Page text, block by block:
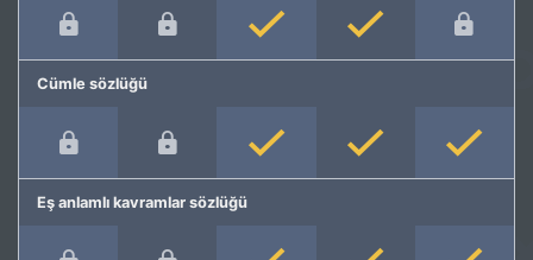
Cümle sözlüğü
Eş anlamlı kavramlar sözlüğü